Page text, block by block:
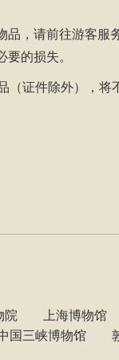
品，请前往游客服
的损失。
（证件除外），将
院 上海博物馆
国三峡博物馆